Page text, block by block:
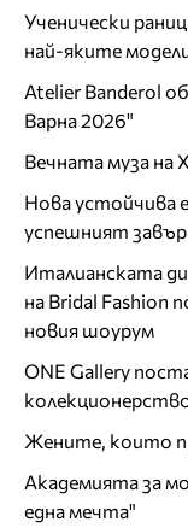
Ученически
най-яките
Atelier Banderol
Варна 2026"
Вечната муза на
Нова устойчива
успешният
Италианската
на Bridal Fashion
новия шоурум
ONE Gallery
Жените, които
Академията за
една мечта"